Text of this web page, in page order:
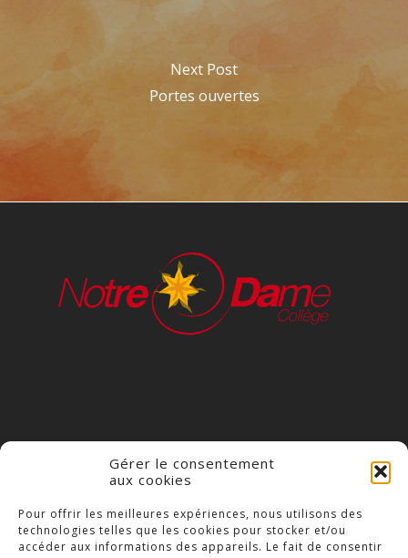
Gérer le consentement
aux cookies
Pour offrir les meilleures expériences, nous utilisons des
technologies telles que les cookies pour stocker et/ou
accéder aux informations des appareils. Le fait de consentir
Next Post
Portes ouvertes
COLLÈGE NOTRE DAME
23 Place Saint-Jean,